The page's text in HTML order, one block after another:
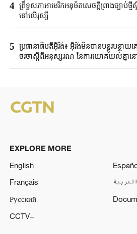
4 ព្រឹទ្ធសភាអាមេរិកអនុម័តសេចក្តីព្រាងច្បាប់ថ្មី
ទៅលើរុស្ស៊ី
5 ប្រធានាធិបតីអ៊ីរ៉ង់៖ អ៊ីរ៉ង់មិនបានបន្ធូរបន្ថ
ចរចាស្តីពីអនុស្សរណៈនៃការយោគយល់គ្នាន
EXPLORE MORE
English
Français
العربية
Русский
CCTV+